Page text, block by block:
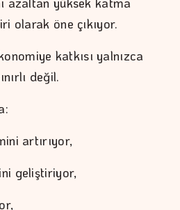
olarak öne çıkıyor.
katkısı yalnızca
değil.
artırıyor,
geliştiriyor,